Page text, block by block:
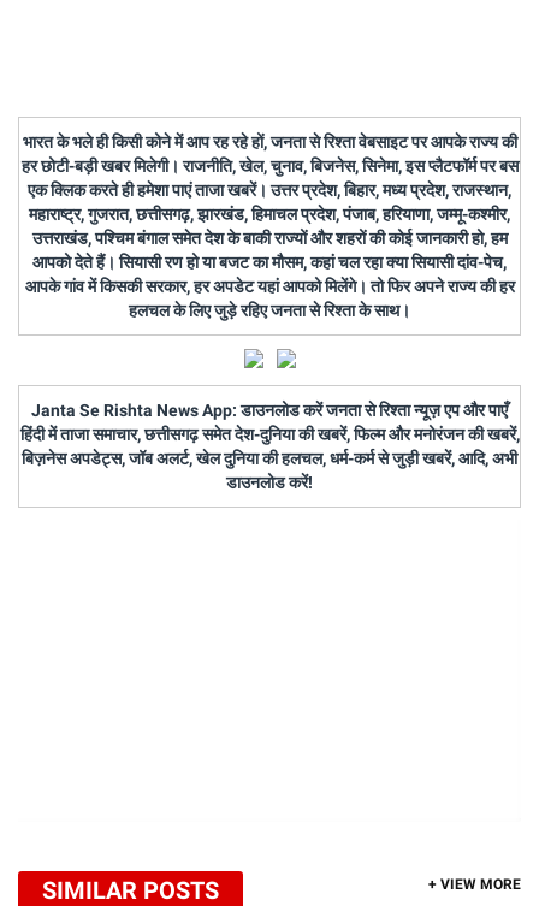
भारत के भले ही किसी कोने में आप रह रहे हों, जनता से रिश्ता वेबसाइट पर आपके राज्य की
हर छोटी-बड़ी खबर मिलेगी। राजनीति, खेल, चुनाव, बिजनेस, सिनेमा, इस प्लैटफॉर्म पर बस
एक क्लिक करते ही हमेशा पाएं ताजा खबरें। उत्तर प्रदेश, बिहार, मध्य प्रदेश, राजस्थान,
महाराष्ट्र, गुजरात, छत्तीसगढ़, झारखंड, हिमाचल प्रदेश, पंजाब, हरियाणा, जम्मू-कश्मीर,
उत्तराखंड, पश्चिम बंगाल समेत देश के बाकी राज्यों और शहरों की कोई जानकारी हो, हम
आपको देते हैं। सियासी रण हो या बजट का मौसम, कहां चल रहा क्या सियासी दांव-पेच,
आपके गांव में किसकी सरकार, हर अपडेट यहां आपको मिलेंगे। तो फिर अपने राज्य की हर
हलचल के लिए जुड़े रहिए जनता से रिश्ता के साथ।
Janta Se Rishta News App: डाउनलोड करें जनता से रिश्ता न्यूज़ एप और पाएँ
हिंदी में ताजा समाचार, छत्तीसगढ़ समेत देश-दुनिया की खबरें, फिल्म और मनोरंजन की खबरें,
बिज़नेस अपडेट्स, जॉब अलर्ट, खेल दुनिया की हलचल, धर्म-कर्म से जुड़ी खबरें, आदि, अभी
डाउनलोड करें!
SIMILAR POSTS + VIEW MORE